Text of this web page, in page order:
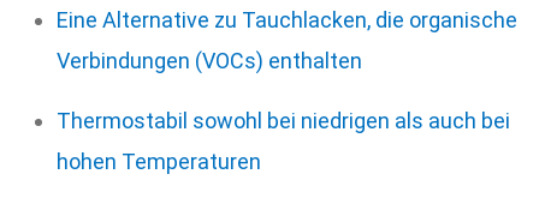
Eine Alternative zu Tauchlacken, die organische
Verbindungen (VOCs) enthalten
Thermostabil sowohl bei niedrigen als auch bei
hohen Temperaturen